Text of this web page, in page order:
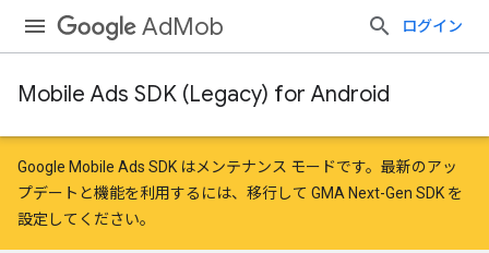
AdMob ログイン
Mobile Ads SDK (Legacy) for Android
Google Mobile Ads SDK はメンテナンス モードです。最新のアッ
プデートと機能を利用するには、 移行して GMA Next-Gen SDK を
設定 してください。